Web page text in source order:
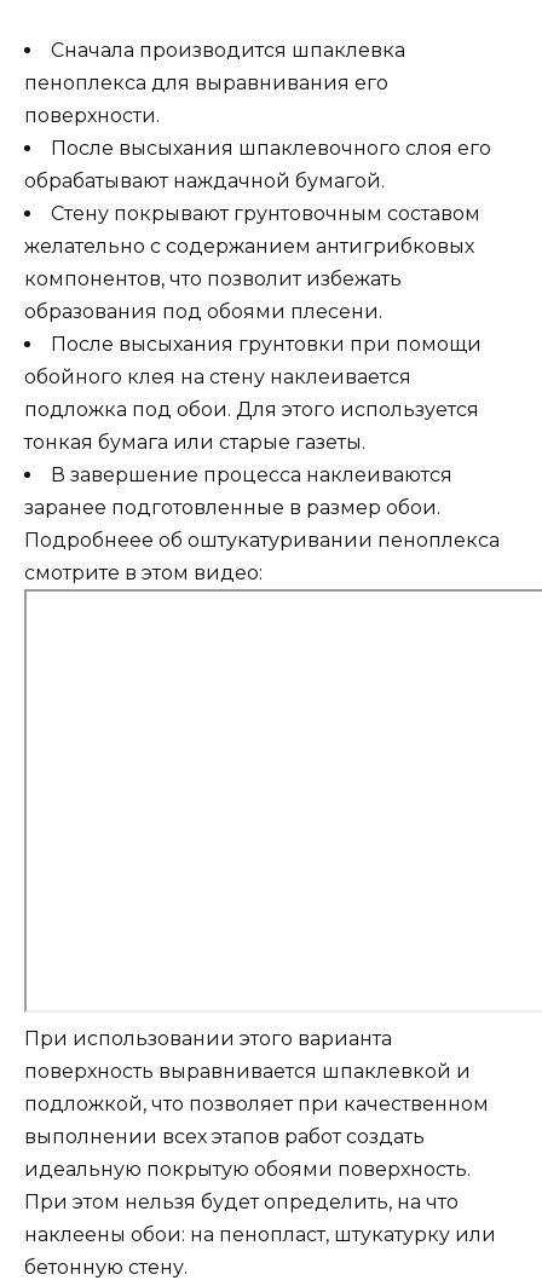
Сначала производится шпаклевка
пеноплекса для выравнивания его
поверхности.
После высыхания шпаклевочного слоя его
обрабатывают наждачной бумагой.
Стену покрывают грунтовочным составом
желательно с содержанием антигрибковых
компонентов, что позволит избежать
образования под обоями плесени.
После высыхания грунтовки при помощи
обойного клея на стену наклеивается
подложка под обои. Для этого используется
тонкая бумага или старые газеты.
В завершение процесса наклеиваются
заранее подготовленные в размер обои.
Подробнеее об оштукатуривании пеноплекса
смотрите в этом видео:
При использовании этого варианта
поверхность выравнивается шпаклевкой и
подложкой, что позволяет при качественном
выполнении всех этапов работ создать
идеальную покрытую обоями поверхность.
При этом нельзя будет определить, на что
наклеены обои: на пенопласт, штукатурку или
бетонную стену.